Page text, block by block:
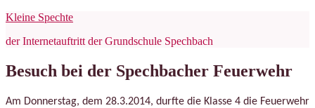
Zum
springen
Kleine Spechte
der Internetauftritt der Grundschule Spechbach
Besuch bei der Spechbacher Feuerwehr
Am Donnerstag, dem 28.3.2014, durfte die Klasse 4 die Feuerwehr